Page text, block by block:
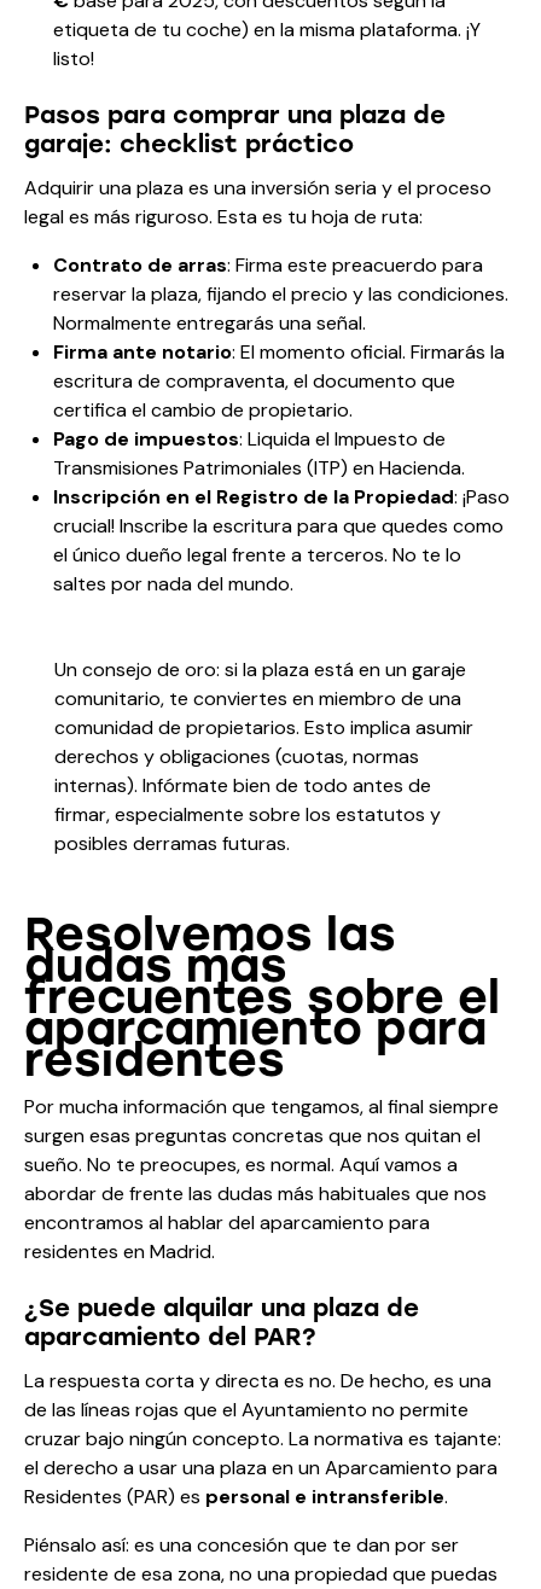
etiqueta de tu coche) en la misma plataforma. ¡Y
listo!
Pasos para comprar una plaza de
garaje: checklist práctico
Adquirir una plaza es una inversión seria y el proceso
legal es más riguroso. Esta es tu hoja de ruta:
Contrato de arras: Firma este preacuerdo para
reservar la plaza, fijando el precio y las condiciones.
Normalmente entregarás una señal.
Firma ante notario: El momento oficial. Firmarás la
escritura de compraventa, el documento que
certifica el cambio de propietario.
Pago de impuestos: Liquida el Impuesto de
Transmisiones Patrimoniales (ITP) en Hacienda.
Inscripción en el Registro de la Propiedad: ¡Paso
crucial! Inscribe la escritura para que quedes como
el único dueño legal frente a terceros. No te lo
saltes por nada del mundo.
Un consejo de oro: si la plaza está en un garaje
comunitario, te conviertes en miembro de una
comunidad de propietarios. Esto implica asumir
derechos y obligaciones (cuotas, normas
internas). Infórmate bien de todo antes de
firmar, especialmente sobre los estatutos y
posibles derramas futuras.
Resolvemos las
dudas más
frecuentes sobre el
aparcamiento para
residentes
Por mucha información que tengamos, al final siempre
surgen esas preguntas concretas que nos quitan el
sueño. No te preocupes, es normal. Aquí vamos a
abordar de frente las dudas más habituales que nos
encontramos al hablar del aparcamiento para
residentes en Madrid.
¿Se puede alquilar una plaza de
aparcamiento del PAR?
La respuesta corta y directa es no. De hecho, es una
de las líneas rojas que el Ayuntamiento no permite
cruzar bajo ningún concepto. La normativa es tajante:
el derecho a usar una plaza en un Aparcamiento para
Residentes (PAR) es personal e intransferible.
Piénsalo así: es una concesión que te dan por ser
residente de esa zona, no una propiedad que puedas